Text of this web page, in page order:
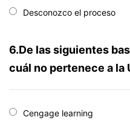
Desconozco el proceso
6.De las siguientes
cuál no pertenece a la
Cengage learning